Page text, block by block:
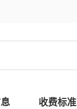
收费标准